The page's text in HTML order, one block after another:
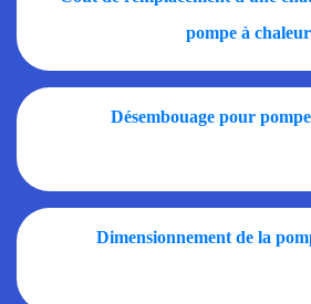
pompe à chaleur
Désembouage pour
Dimensionnement de la